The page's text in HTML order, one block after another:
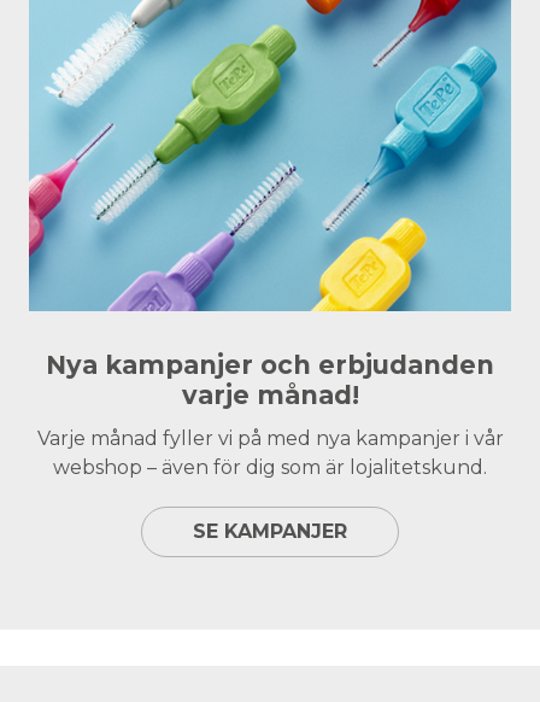
Nya kampanjer och erbjudanden
varje månad!
Varje månad fyller vi på med nya kampanjer i vår
webshop – även för dig som är lojalitetskund.
SE KAMPANJER